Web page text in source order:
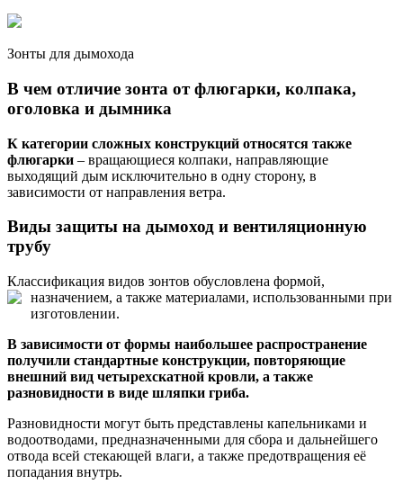
Зонты для дымохода
В чем отличие зонта от флюгарки, колпака,
оголовка и дымника
К категории сложных конструкций относятся также
флюгарки – вращающиеся колпаки, направляющие
выходящий дым исключительно в одну сторону, в
зависимости от направления ветра.
Виды защиты на дымоход и вентиляционную
трубу
Классификация видов зонтов обусловлена формой,
назначением, а также материалами, использованными при
изготовлении.
В зависимости от формы наибольшее распространение
получили стандартные конструкции, повторяющие
внешний вид четырехскатной кровли, а также
разновидности в виде шляпки гриба.
Разновидности могут быть представлены капельниками и
водоотводами, предназначенными для сбора и дальнейшего
отвода всей стекающей влаги, а также предотвращения её
попадания внутрь.